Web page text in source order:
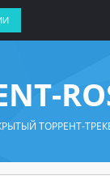
ТОРРЕНТ-